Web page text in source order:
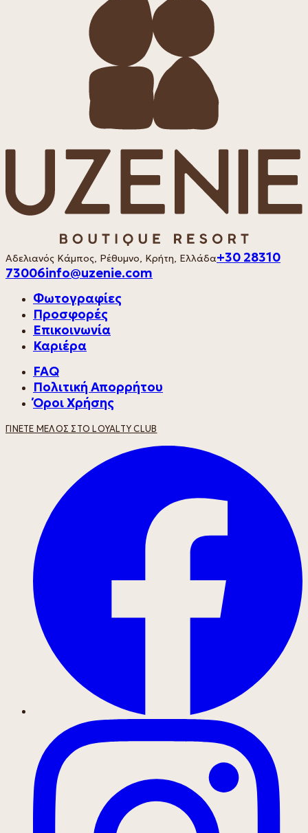
Αδελιανός Κάμπος, Ρέθυμνο, Κρήτη, Ελλάδα+30 28310
73006info@uzenie.com
Φωτογραφίες
Προσφορές
Επικοινωνία
Καριέρα
FAQ
Πολιτική Απορρήτου
Όροι Χρήσης
ΓΊΝΕΤΕ ΜΈΛΟΣ ΣΤΟ LOYALTY CLUB